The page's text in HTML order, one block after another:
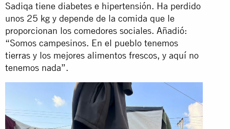
Sadiqa tiene diabetes e hipertensión. Ha perdido
unos 25 kg y depende de la comida que le
proporcionan los comedores sociales. Añadió:
“Somos campesinos. En el pueblo tenemos
tierras y los mejores alimentos frescos, y aquí no
tenemos nada”.